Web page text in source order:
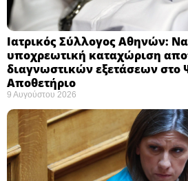
Ιατρικός Σύλλογος Αθηνών:
υποχρεωτική καταχώριση
διαγνωστικών εξετάσεων
Αποθετήριο ​
9 Αυγούστου 2026